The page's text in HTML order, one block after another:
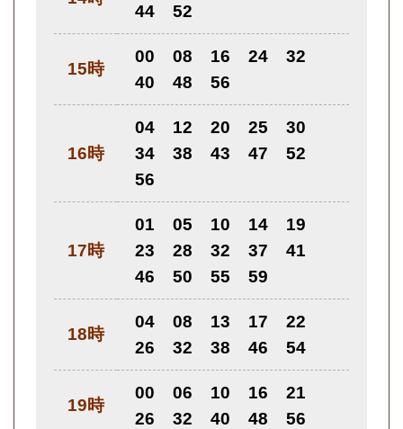
44
52
15時
00 08 16 24
32
40
48 56
16時
04 12 20 25
30
34
38 43 47
52
56
17時
01 05 10 14
19
23
28 32 37
41
46
50 55 59
18時
04 08 13 17
22
26
32 38 46 54
19時
00 06 10 16
21
26
32 40 48 56